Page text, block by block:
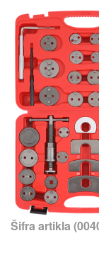
Šifra artikla